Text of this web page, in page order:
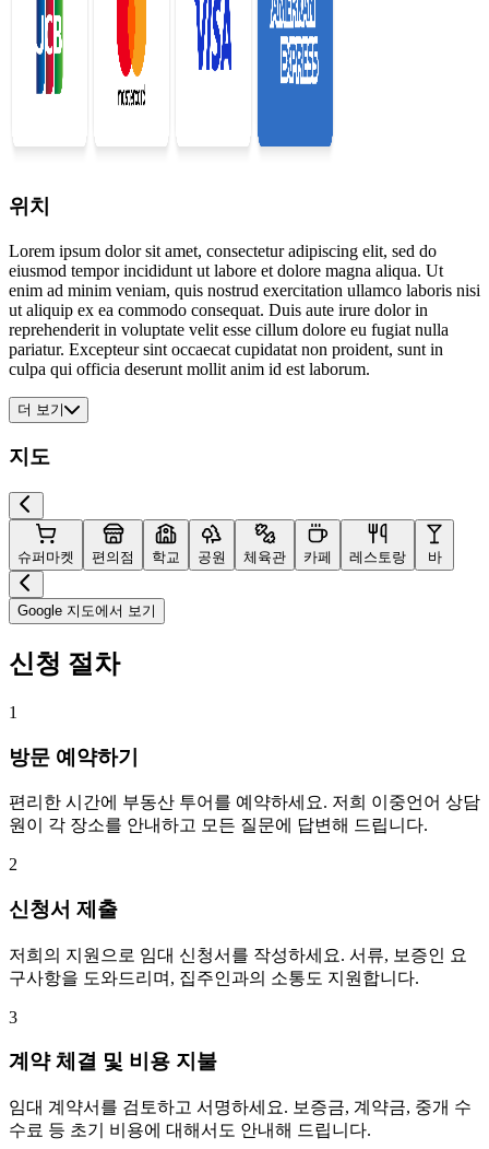
위치
Lorem ipsum dolor sit amet, consectetur adipiscing elit, sed do
eiusmod tempor incididunt ut labore et dolore magna aliqua. Ut
enim ad minim veniam, quis nostrud exercitation ullamco laboris nisi
ut aliquip ex ea commodo consequat. Duis aute irure dolor in
reprehenderit in voluptate velit esse cillum dolore eu fugiat nulla
pariatur. Excepteur sint occaecat cupidatat non proident, sunt in
culpa qui officia deserunt mollit anim id est laborum.
더 보기
지도
슈퍼마켓 편의점 학교 공원 체육관 카페 레스토랑 바
Google 지도에서 보기
신청 절차
1
방문 예약하기
편리한 시간에 부동산 투어를 예약하세요. 저희 이중언어 상담
원이 각 장소를 안내하고 모든 질문에 답변해 드립니다.
2
신청서 제출
저희의 지원으로 임대 신청서를 작성하세요. 서류, 보증인 요
구사항을 도와드리며, 집주인과의 소통도 지원합니다.
3
계약 체결 및 비용 지불
임대 계약서를 검토하고 서명하세요. 보증금, 계약금, 중개 수
수료 등 초기 비용에 대해서도 안내해 드립니다.